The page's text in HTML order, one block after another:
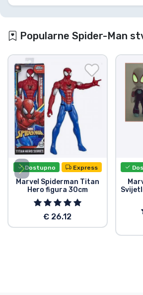
Popularne Spider-Man
Dostupno Express
Marvel Spiderman Titan
Hero figura 30cm
€ 26.12